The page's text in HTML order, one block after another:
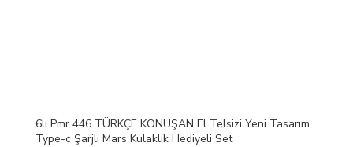
6lı Pmr 446 TÜRKÇE KONUŞAN El Telsizi Yeni Tasarım
Type-c Şarjlı Mars Kulaklık Hediyeli Set